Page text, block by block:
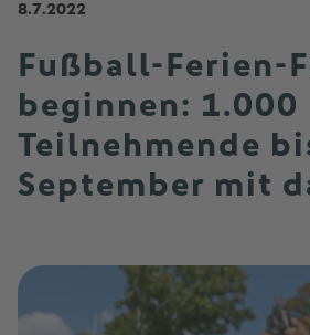
8.7.2022
Fußball-Ferien-
beginnen: 1.000
Teilnehmende
September mit